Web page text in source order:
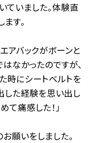
ていました。体験直
す。
アバックがボーンと
なかったのですが、
時にシートベルトを
した経験を思い出し
て痛感した！」
願いをしました。